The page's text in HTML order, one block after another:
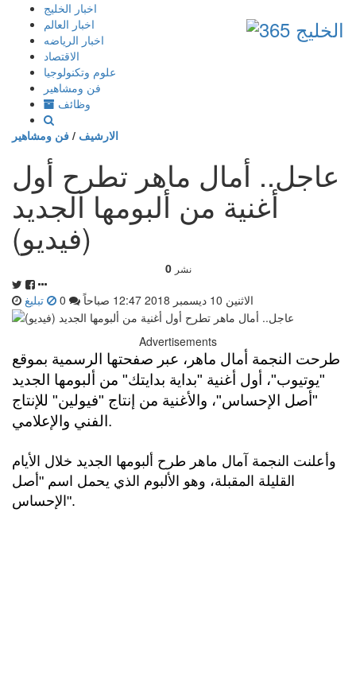
إذهب
المحتوى
اخبار الخليج
اخبار العالم
اخبار الرياضه
الاقتصاد
علوم وتكنولوجيا
فن ومشاهير
وظائف
الارشيف / فن ومشاهير
عاجل.. أمال ماهر تطرح أول
أغنية من ألبومها الجديد
(فيديو)
0 نشر
الاثنين 10 ديسمبر 2018 12:47 صباحاً تبليغ
Advertisements
طرحت النجمة أمال ماهر، عبر صفحتها الرسمية بموقع
"يوتيوب"، أول أغنية "بداية بدايتك" من ألبومها الجديد
"أصل الإحساس"، والأغنية من إنتاج "فيولين" للإنتاج
الفني والإعلامي.
وأعلنت النجمة آمال ماهر طرح ألبومها الجديد خلال الأيام
القليلة المقبلة، وهو الألبوم الذي يحمل اسم "أصل
الإحساس".